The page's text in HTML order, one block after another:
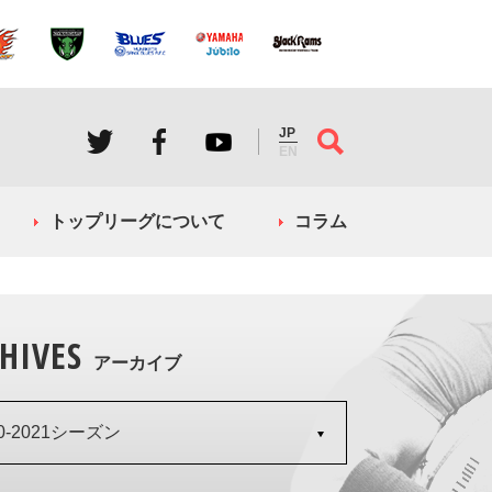
JP
EN
トップリーグについて コラム
アーカイブ
2021シーズン